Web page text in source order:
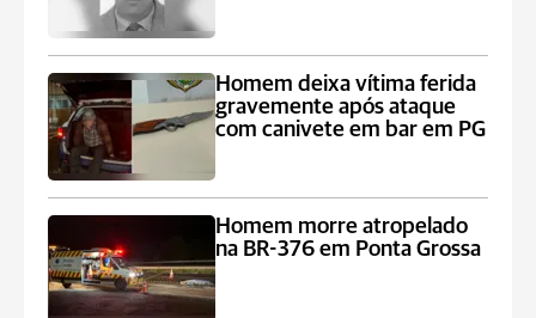
Homem deixa vítima ferida
gravemente após ataque
com canivete em bar em PG
Homem morre atropelado
na BR-376 em Ponta Grossa